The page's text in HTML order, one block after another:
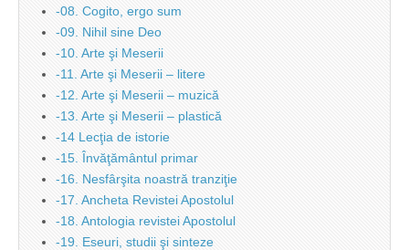
-08. Cogito, ergo sum
-09. Nihil sine Deo
-10. Arte şi Meserii
-11. Arte şi Meserii – litere
-12. Arte şi Meserii – muzică
-13. Arte şi Meserii – plastică
-14 Lecţia de istorie
-15. Învăţământul primar
-16. Nesfârşita noastră tranziţie
-17. Ancheta Revistei Apostolul
-18. Antologia revistei Apostolul
-19. Eseuri, studii şi sinteze